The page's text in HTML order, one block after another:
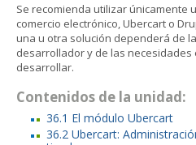
Se recomienda utilizar únicamente
comercio electrónico, Ubercart o
una u otra solución dependerá de
desarrollador y de las necesidades
desarrollar.
Contenidos de la unidad:
36.1 El módulo Ubercart
36.2 Ubercart: